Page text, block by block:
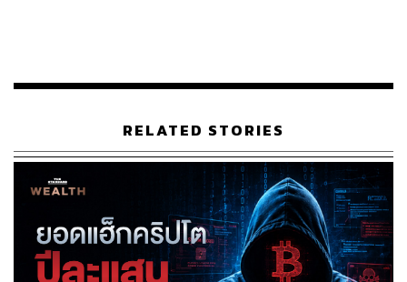
ของ Tesla ประจำไตรมาสอยู่ที่ 438 ล้านดอลลาร์สหรัฐ
รายได้ของ Tesla มาจากยอดขายรถยนต์ Model 3 และ
Model Y ในไตรมาสแรกที่สามารถส่งมอบได้ 184,800 คัน
มากกว่าที่คาดการณ์ไว้ และแสดงให้เห็นการเติบโตรายปี
มากกว่า 100% ขณะที่รายได้อีกส่วนหนึ่งมาจากการลงทุนใน
บิตคอยน์
RELATED STORIES